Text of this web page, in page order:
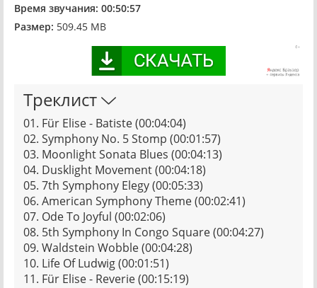
Время звучания: 00:50:57
Размер: 509.45 MB
Треклист
01. Für Elise - Batiste (00:04:04)
02. Symphony No. 5 Stomp (00:01:57)
03. Moonlight Sonata Blues (00:04:13)
04. Dusklight Movement (00:04:18)
05. 7th Symphony Elegy (00:05:33)
06. American Symphony Theme (00:02:41)
07. Ode To Joyful (00:02:06)
08. 5th Symphony In Congo Square (00:04:27)
09. Waldstein Wobble (00:04:28)
10. Life Of Ludwig (00:01:51)
11. Für Elise - Reverie (00:15:19)